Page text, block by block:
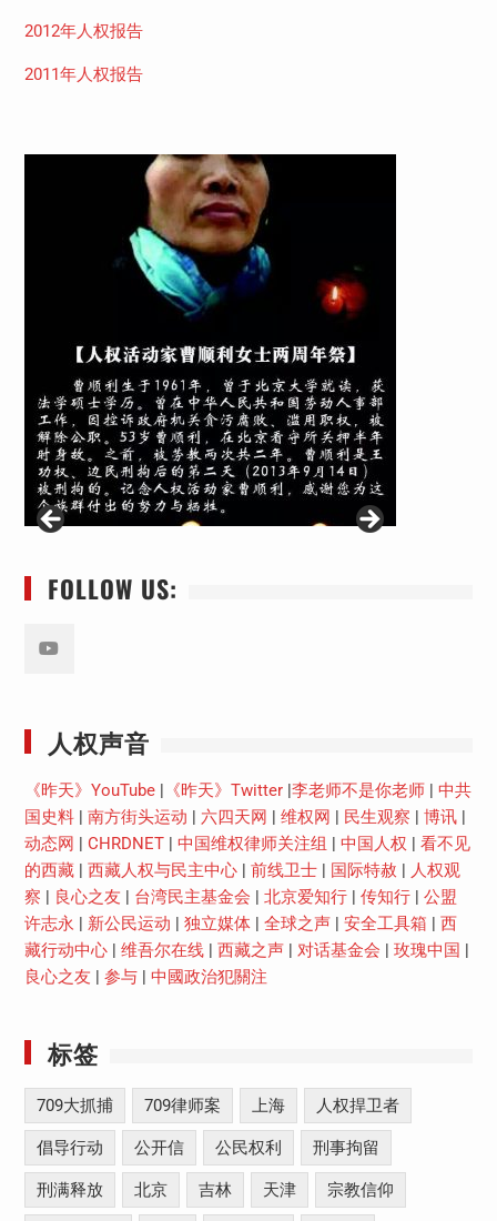
2012年人权报告
2011年人权报告
FOLLOW US:
人权声音
《昨天》YouTube| 《昨天》Twitter| 李老师不是你老师| 中共
国史料| 南方街头运动 六四天网 维权网 民生观察 博讯|
动态网
CHRDNET| 中国维权律师关注组 中国人权
看不见
的西藏| 西藏人权与民主中心| 前线卫士| 国际特赦
人权观
察
良心之友 台湾民主基金会 北京爱知行| 传知行| 公盟
许志永
新公民运动 独立媒体| 全球之声| 安全工具箱
西
藏行动中心| 维吾尔在线| 西藏之声| 对话基金会 玫瑰中国
良心之友
参与| 中國政治犯關注
标签
709大抓捕 709律师案 上海 人权捍卫者
倡导行动 公开信 公民权利 刑事拘留
刑满释放 北京 吉林 天津 宗教信仰